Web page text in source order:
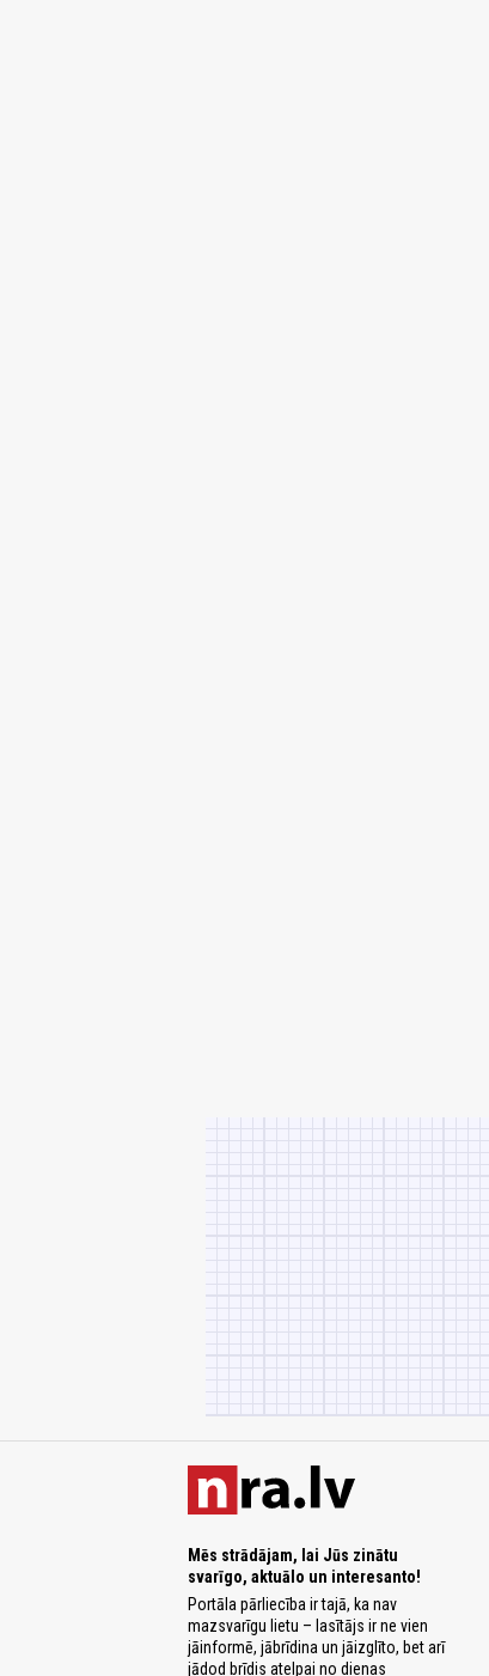
Mēs strādājam, lai Jūs zinātu
svarīgo, aktuālo un interesanto!
Portāla pārliecība ir tajā, ka nav
mazsvarīgu lietu – lasītājs ir ne vien
jāinformē, jābrīdina un jāizglīto, bet arī
jādod brīdis atelpai no dienas